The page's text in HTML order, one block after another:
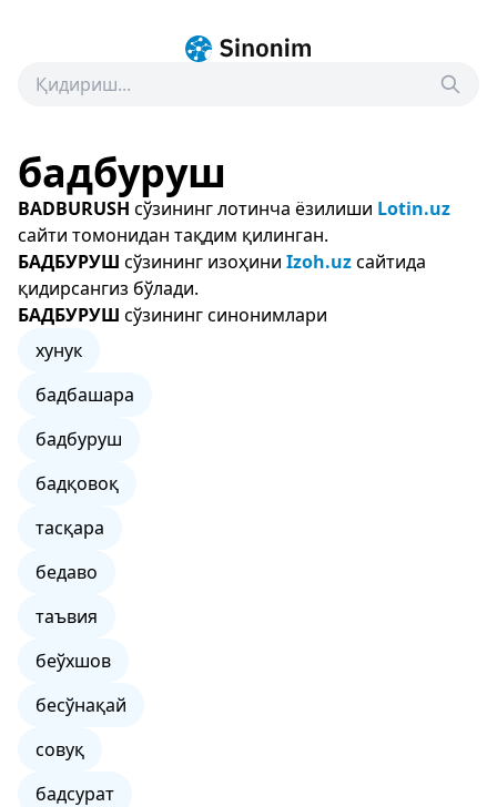
бадбуруш
BADBURUSH сўзининг лотинча ёзилиши Lotin.uz
сайти томонидан тақдим қилинган.
БАДБУРУШ сўзининг изоҳини Izoh.uzсайтида
қидирсангиз бўлади.
БАДБУРУШ сўзининг синонимлари
хунук
бадбашара
бадбуруш
бадқовоқ
тасқара
бедаво
таъвия
беўхшов
бесўнақай
совуқ
бадсурат